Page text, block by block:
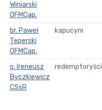
Winiarski
OFMCap.
br. Paweł
Teperski
OFMCap.
kapucyni
o. Ireneusz
Byczkiewicz
CSsR
redemptoryści